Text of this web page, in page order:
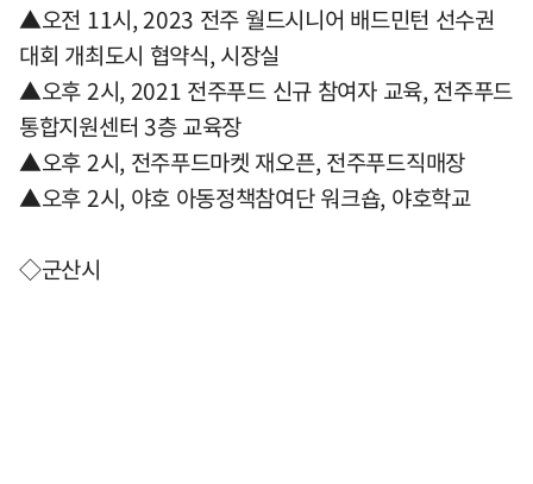
▲오전 11시, 2023 전주 월드시니어 배드민턴 선수권
대회 개최도시 협약식, 시장실
▲오후 2시, 2021 전주푸드 신규 참여자 교육, 전주푸드
통합지원센터 3층 교육장
▲오후 2시, 전주푸드마켓 재오픈, 전주푸드직매장
▲오후 2시, 야호 아동정책참여단 워크숍, 야호학교
◇군산시